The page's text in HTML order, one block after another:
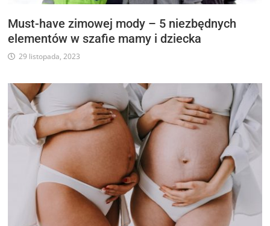
Must-have zimowej mody – 5 niezbędnych
elementów w szafie mamy i dziecka
29 listopada, 2023